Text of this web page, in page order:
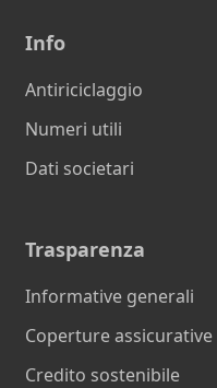
Info
Antiriciclaggio
Numeri utili
Dati societari
Trasparenza
Informative generali
Coperture assicurative
Credito sostenibile